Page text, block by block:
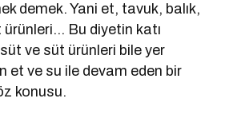
demek. Yani et, tavuk, balık,
Bu diyetin katı
ve süt ürünleri bile yer
et ve su ile devam eden bir
konusu.